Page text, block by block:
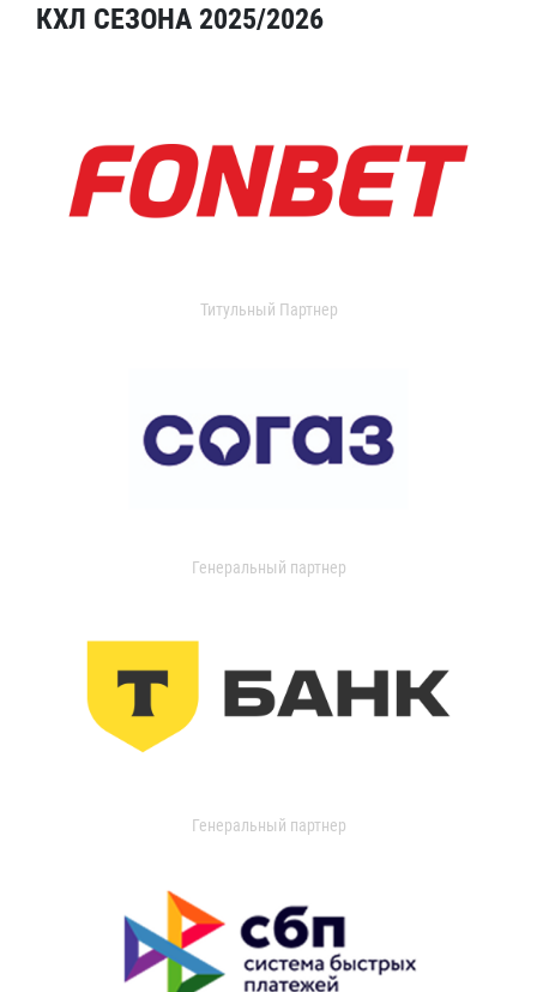
КХЛ СЕЗОНА 2025/2026
Титульный Партнер
Генеральный партнер
Генеральный партнер